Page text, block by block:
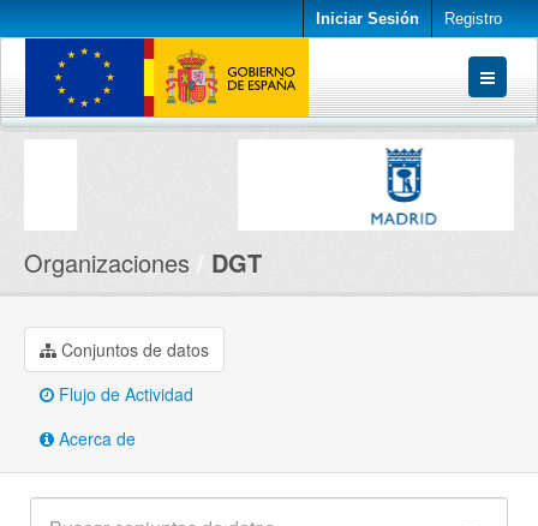
Iniciar Sesión Registro
Conjuntos de datos
Organizaciones DGT
Conjuntos de datos
Flujo de Actividad
Acerca de